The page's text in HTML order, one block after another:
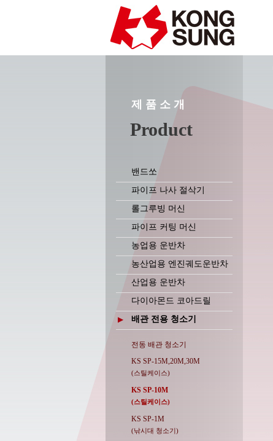
제 품 소 개
Product
밴드쏘
파이프 나사 절삭기
롤그루빙 머신
파이프 커팅 머신
농업용 운반차
농산업용 엔진궤도운반차
산업용 운반차
다이아몬드 코아드릴
▶ 배관 전용 청소기
전동 배관 청소기
KS SP-15M,20M,30M
(스틸케이스)
KS SP-10M
(스틸케이스)
KS SP-1M
(낚시대 청소기)